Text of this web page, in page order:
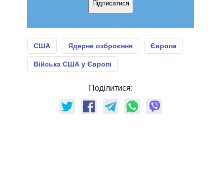
Підписатися
США Ядерне озброєння Європа
Війська США у Європі
Поділитися: